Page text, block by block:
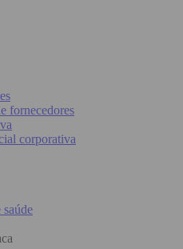
fornecedores
corporativa
saúde